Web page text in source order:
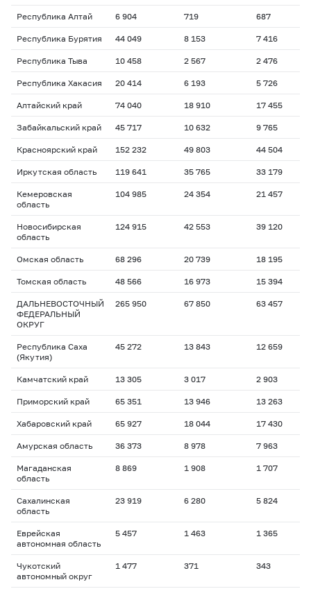
Республика Алтай 6 904 719 687
Республика Бурятия 44 049 8 153 7 416
Республика Тыва 10 458 2 567 2 476
Республика Хакасия 20 414 6 193 5 726
Алтайский край 74 040 18 910 17 455
Забайкальский край 45 717 10 632 9 765
Красноярский край 152 232 49 803 44 504
Иркутская область 119 641 35 765 33 179
Кемеровская
область
104 985 24 354 21 457
Новосибирская
область
124 915 42 553 39 120
Омская область 68 296 20 739 18 195
Томская область 48 566 16 973 15 394
ДАЛЬНЕВОСТОЧНЫЙ
ФЕДЕРАЛЬНЫЙ
ОКРУГ
265 950 67 850 63 457
Республика Саха
(Якутия)
45 272 13 843 12 659
Камчатский край 13 305 3 017 2 903
Приморский край 65 351 13 946 13 263
Хабаровский край 65 927 18 044 17 430
Амурская область 36 373 8 978 7 963
Магаданская
область
8 869 1 908 1 707
Сахалинская
область
23 919 6 280 5 824
Еврейская
автономная область
5 457 1 463 1 365
Чукотский
автономный округ
1 477 371 343